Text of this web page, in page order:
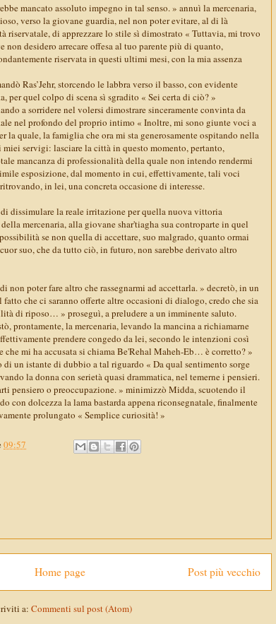
mancato assoluto impegno in tal senso. » annuì la mercenaria,
verso la giovane guardia, nel non poter evitare, al di là
riservatale, di apprezzare lo stile sì dimostrato « Tuttavia, mi trovo
non desidero arrecare offesa al tuo parente più di quanto,
riservata in questi ultimi mesi, con la mia assenza
Ras’Jehr, storcendo le labbra verso il basso, con evidente
per quel colpo di scena sì sgradito « Sei certa di ciò? »
a sorridere nel volersi dimostrare sinceramente convinta da
nel profondo del proprio intimo « Inoltre, mi sono giunte voci a
la quale, la famiglia che ora mi sta generosamente ospitando nella
servigi: lasciare la città in questo momento, pertanto,
mancanza di professionalità della quale non intendo rendermi
esposizione, dal momento in cui, effettivamente, tali voci
in lei, una concreta occasione di interesse.
di dissimulare la reale irritazione per quella nuova vittoria
mercenaria, alla giovane shar'tiagha sua controparte in quel
se non quella di accettare, suo malgrado, quanto ormai
suo, che da tutto ciò, in futuro, non sarebbe derivato altro
non poter fare altro che rassegnarmi ad accettarla. » decretò, in un
che ci saranno offerte altre occasioni di dialogo, credo che sia
di riposo… » proseguì, a preludere a un imminente saluto.
prontamente, la mercenaria, levando la mancina a richiamarne
prendere congedo da lei, secondo le intenzioni così
che mi ha accusata si chiama Be'Rehal Maheh-Eb… è corretto? »
di un istante di dubbio a tal riguardo « Da qual sentimento sorge
la donna con serietà quasi drammatica, nel temerne i pensieri.
pensiero o preoccupazione. » minimizzò Midda, scuotendo il
con dolcezza la lama bastarda appena riconsegnatale, finalmente
prolungato « Semplice curiosità! »
09:57
Post più vecchio
Home page
a: Commenti sul post (Atom)